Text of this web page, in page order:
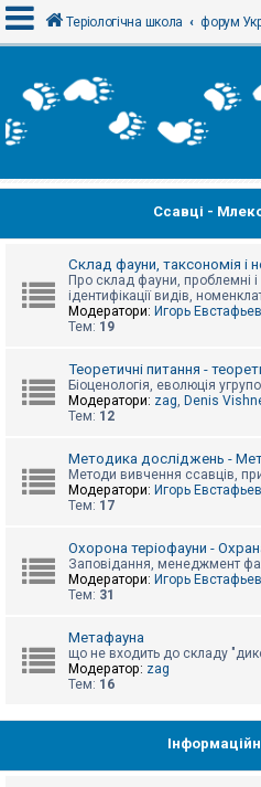
х
і
т
р
а
б
е
д
п
о
е
й
А
и
Теріологічна школа форум
Ссавці -
Склад фауни, таксономія і
Про склад фауни, проблемні
ідентифікації видів,
Модератори: Игорь Евстафьев
Тем: 19
Теоретичні питання -
Біоценологія, еволюція
Модератори: zag, Denis
Тем: 12
Методика досліджень -
Методи вивчення ссавців,
Модератори: Игорь Евстафьев
Тем: 17
Охорона теріофауни -
Заповідання, менеджмент
Модератори: Игорь Евстафьев
Тем: 31
Метафауна
що не входить до складу
Модератор: zag
Тем: 16